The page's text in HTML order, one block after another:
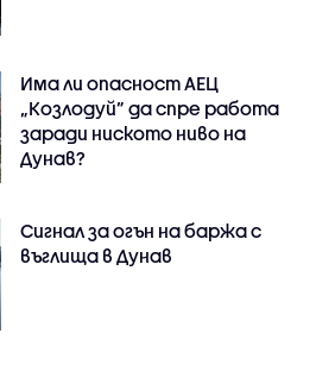
Има ли опасност АЕЦ
„Козлодуй” да спре работа
заради ниското ниво на
Дунав?
Сигнал за огън на баржа с
въглища в Дунав